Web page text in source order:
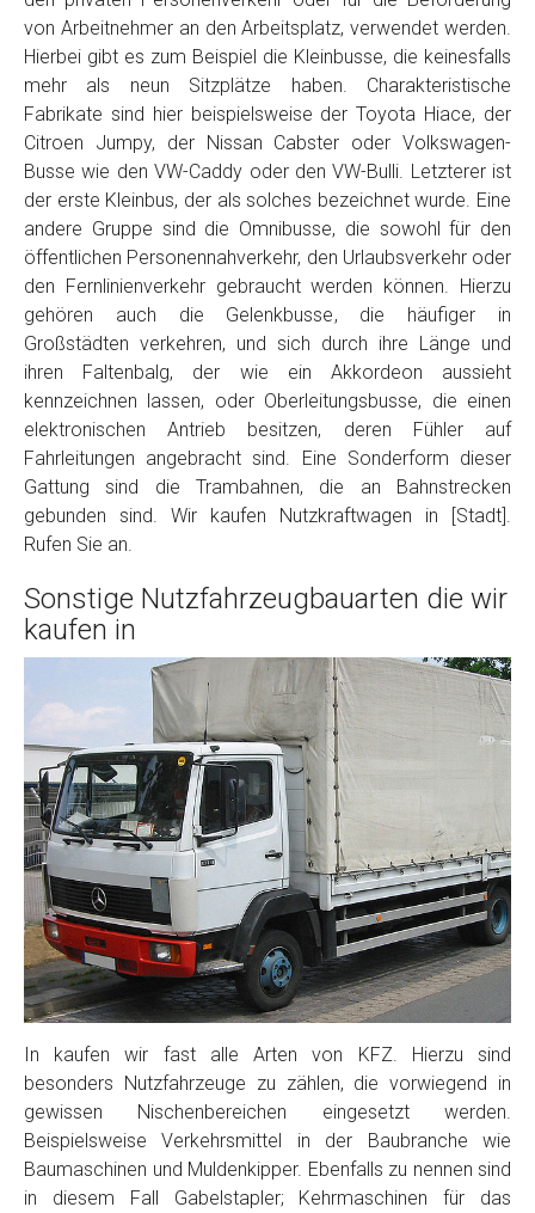
von Arbeitnehmer an den Arbeitsplatz, verwendet werden.
Hierbei gibt es zum Beispiel die Kleinbusse, die keinesfalls
mehr als neun Sitzplätze haben. Charakteristische
Fabrikate sind hier beispielsweise der Toyota Hiace, der
Citroen Jumpy, der Nissan Cabster oder Volkswagen-
Busse wie den VW-Caddy oder den VW-Bulli. Letzterer ist
der erste Kleinbus, der als solches bezeichnet wurde. Eine
andere Gruppe sind die Omnibusse, die sowohl für den
öffentlichen Personennahverkehr, den Urlaubsverkehr oder
den Fernlinienverkehr gebraucht werden können. Hierzu
gehören auch die Gelenkbusse, die häufiger in
Großstädten verkehren, und sich durch ihre Länge und
ihren Faltenbalg, der wie ein Akkordeon aussieht
kennzeichnen lassen, oder Oberleitungsbusse, die einen
elektronischen Antrieb besitzen, deren Fühler auf
Fahrleitungen angebracht sind. Eine Sonderform dieser
Gattung sind die Trambahnen, die an Bahnstrecken
gebunden sind. Wir kaufen Nutzkraftwagen in [Stadt].
Rufen Sie an.
Sonstige Nutzfahrzeugbauarten die wir
kaufen in
In kaufen wir fast alle Arten von KFZ. Hierzu sind
besonders Nutzfahrzeuge zu zählen, die vorwiegend in
gewissen Nischenbereichen eingesetzt werden.
Beispielsweise Verkehrsmittel in der Baubranche wie
Baumaschinen und Muldenkipper. Ebenfalls zu nennen sind
in diesem Fall Gabelstapler; Kehrmaschinen für das